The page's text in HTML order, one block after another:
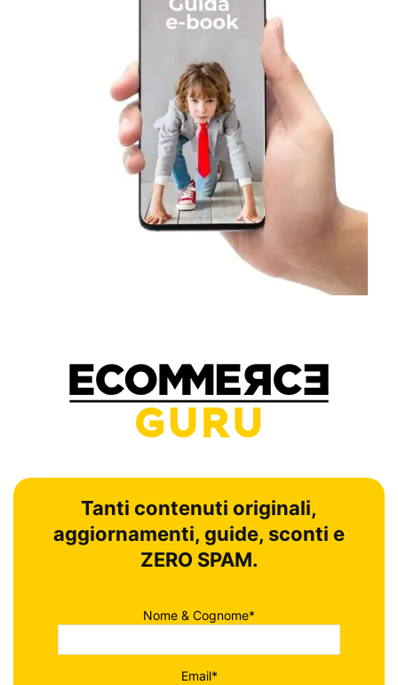
Tanti contenuti originali,
aggiornamenti, guide, sconti e
ZERO SPAM.
Nome & Cognome*
Email*